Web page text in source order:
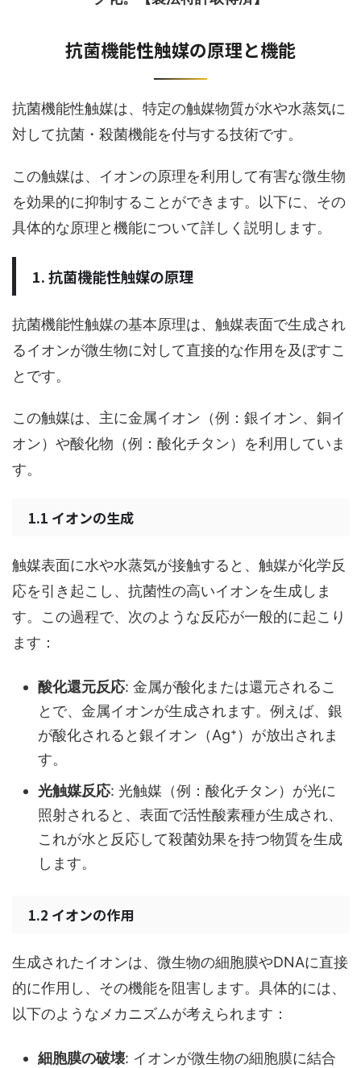
抗菌機能性触媒の原理と機能
抗菌機能性触媒は、特定の触媒物質が水や水蒸気に
対して抗菌・殺菌機能を付与する技術です。
この触媒は、イオンの原理を利用して有害な微生物
を効果的に抑制することができます。以下に、その
具体的な原理と機能について詳しく説明します。
1. 抗菌機能性触媒の原理
抗菌機能性触媒の基本原理は、触媒表面で生成され
るイオンが微生物に対して直接的な作用を及ぼすこ
とです。
この触媒は、主に金属イオン（例：銀イオン、銅イ
オン）や酸化物（例：酸化チタン）を利用していま
す。
1.1 イオンの生成
触媒表面に水や水蒸気が接触すると、触媒が化学反
応を引き起こし、抗菌性の高いイオンを生成しま
す。この過程で、次のような反応が一般的に起こり
ます：
酸化還元反応: 金属が酸化または還元されるこ
とで、金属イオンが生成されます。例えば、銀
が酸化されると銀イオン（Ag⁺）が放出されま
す。
光触媒反応: 光触媒（例：酸化チタン）が光に
照射されると、表面で活性酸素種が生成され、
これが水と反応して殺菌効果を持つ物質を生成
します。
1.2 イオンの作用
生成されたイオンは、微生物の細胞膜やDNAに直接
的に作用し、その機能を阻害します。具体的には、
以下のようなメカニズムが考えられます：
細胞膜の破壊: イオンが微生物の細胞膜に結合